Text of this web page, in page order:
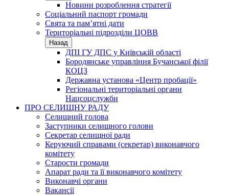
Новини розроблення стратегії
Соціальний паспорт громади
Свята та пам’ятні дати
Територіальні підрозділи ЦОВВ
Назад
ДПІ ГУ ДПС у Київській області
Бородянське управління Бучанської філії
КОЦЗ
Державна установа «Центр пробації»
Регіональні територіальні органи
Нацсоцслужби
ПРО СЕЛИЩНУ РАДУ
Селищний голова
Заступники селищного голови
Секретар селищної ради
Керуючий справами (секретар) виконавчого
комітету
Старости громади
Апарат ради та її виконавчого комітету
Виконавчі органи
Вакансії